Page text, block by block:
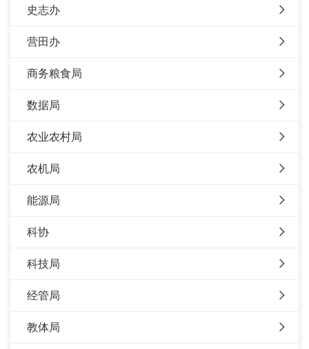
史志办
营田办
商务粮食局
数据局
农业农村局
农机局
能源局
科协
科技局
经管局
教体局